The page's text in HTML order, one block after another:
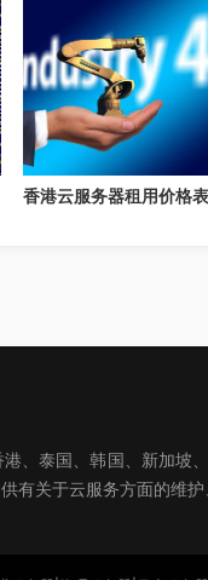
、泰国、韩国、新加坡
关于云服务方面的维护